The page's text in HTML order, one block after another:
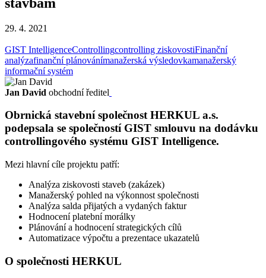
29. 4. 2021
GIST IntelligenceControllingcontrolling ziskovostiFinanční
analýzafinanční plánovánímanažerská výsledovkamanažerský
informační systém
Jan David obchodní ředitel
Obrnická stavební společnost HERKUL a.s.
podepsala se společností GIST smlouvu na dodávku
controllingového systému GIST Intelligence.
Mezi hlavní cíle projektu patří:
Analýza ziskovosti staveb (zakázek)
Manažerský pohled na výkonnost společnosti
Analýza salda přijatých a vydaných faktur
Hodnocení platební morálky
Plánování a hodnocení strategických cílů
Automatizace výpočtu a prezentace ukazatelů
O společnosti HERKUL